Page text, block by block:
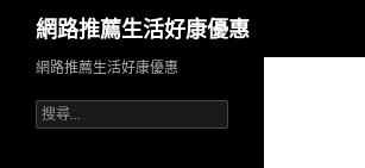
網路推薦生活好康優惠
網路推薦生活好康優惠
搜
尋